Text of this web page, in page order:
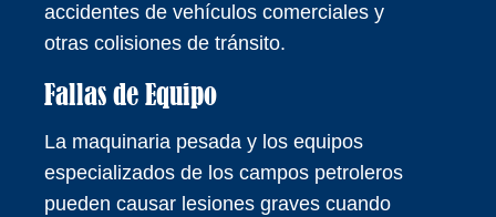
accidentes de vehículos comerciales y
otras colisiones de tránsito.
Fallas de Equipo
La maquinaria pesada y los equipos
especializados de los campos petroleros
pueden causar lesiones graves cuando